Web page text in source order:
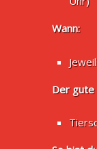
Wann:
Der gute